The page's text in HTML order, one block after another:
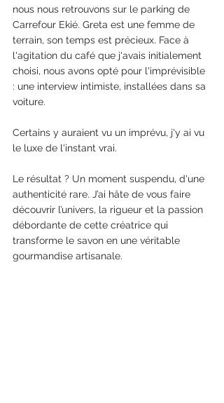
nous nous retrouvons sur le parking de
Carrefour Ekié. Greta est une femme de
terrain, son temps est précieux. Face à
l'agitation du café que j'avais initialement
choisi, nous avons opté pour l'imprévisible
: une interview intimiste, installées dans sa
voiture.
Certains y auraient vu un imprévu, j'y ai vu
le luxe de l'instant vrai.
Le résultat ? Un moment suspendu, d'une
authenticité rare. J’ai hâte de vous faire
découvrir l’univers, la rigueur et la passion
débordante de cette créatrice qui
transforme le savon en une véritable
gourmandise artisanale.